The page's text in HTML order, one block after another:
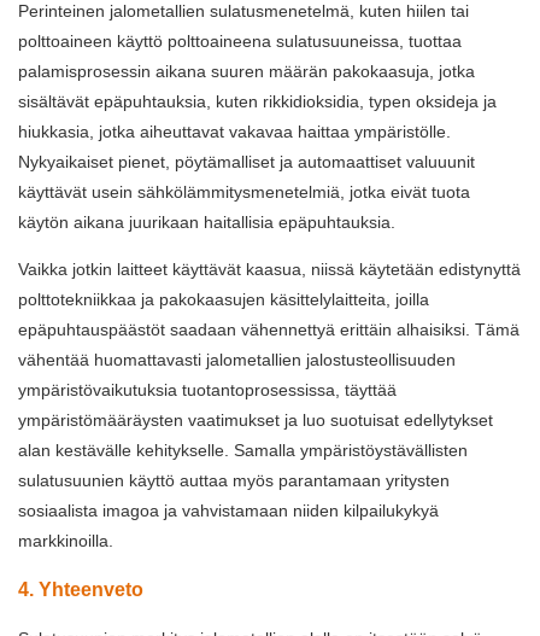
Perinteinen jalometallien sulatusmenetelmä, kuten hiilen tai
polttoaineen käyttö polttoaineena sulatusuuneissa, tuottaa
palamisprosessin aikana suuren määrän pakokaasuja, jotka
sisältävät epäpuhtauksia, kuten rikkidioksidia, typen oksideja ja
hiukkasia, jotka aiheuttavat vakavaa haittaa ympäristölle.
Nykyaikaiset pienet, pöytämalliset ja automaattiset valuuunit
käyttävät usein sähkölämmitysmenetelmiä, jotka eivät tuota
käytön aikana juurikaan haitallisia epäpuhtauksia.
Vaikka jotkin laitteet käyttävät kaasua, niissä käytetään edistynyttä
polttotekniikkaa ja pakokaasujen käsittelylaitteita, joilla
epäpuhtauspäästöt saadaan vähennettyä erittäin alhaisiksi. Tämä
vähentää huomattavasti jalometallien jalostusteollisuuden
ympäristövaikutuksia tuotantoprosessissa, täyttää
ympäristömääräysten vaatimukset ja luo suotuisat edellytykset
alan kestävälle kehitykselle. Samalla ympäristöystävällisten
sulatusuunien käyttö auttaa myös parantamaan yritysten
sosiaalista imagoa ja vahvistamaan niiden kilpailukykyä
markkinoilla.
4. Yhteenveto